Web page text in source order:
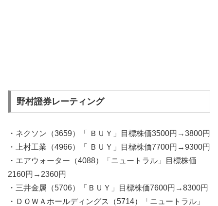
野村證券レーティング
・ネクソン（3659）「 ＢＵＹ」目標株価3500円→3800円
・上村工業（4966）「 ＢＵＹ」目標株価7700円→9300円
・エアウォーター（4088）「ニュートラル」目標株価
2160円→2360円
・三井金属（5706）「ＢＵＹ」目標株価7600円→8300円
・ＤＯＷＡホールディングス（5714）「ニュートラル」